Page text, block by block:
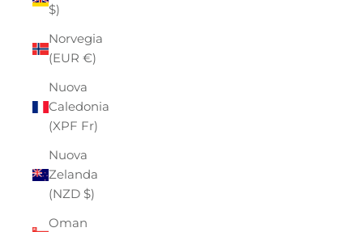
$)
Norvegia
(EUR €)
Nuova
Caledonia
(XPF Fr)
Nuova
Zelanda
(NZD $)
Oman